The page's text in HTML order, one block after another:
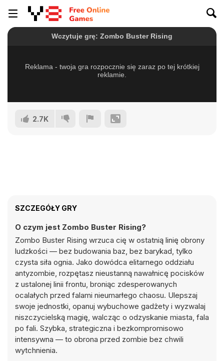
2.7K
SZCZEGÓŁY GRY
O czym jest Zombo Buster Rising?
Zombo Buster Rising wrzuca cię w ostatnią linię obrony
ludzkości — bez budowania baz, bez barykad, tylko
czysta siła ognia. Jako dowódca elitarnego oddziału
antyzombie, rozpętasz nieustanną nawałnicę pocisków
z ustalonej linii frontu, broniąc zdesperowanych
ocalałych przed falami nieumarłego chaosu. Ulepszaj
swoje jednostki, opanuj wybuchowe gadżety i wyzwalaj
niszczycielską magię, walcząc o odzyskanie miasta, fala
po fali. Szybka, strategiczna i bezkompromisowo
intensywna — to obrona przed zombie bez chwili
wytchnienia.